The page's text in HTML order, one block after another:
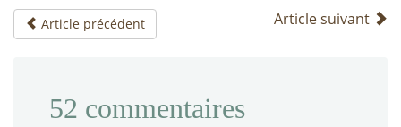
Article précédent Article suivant
52 commentaires